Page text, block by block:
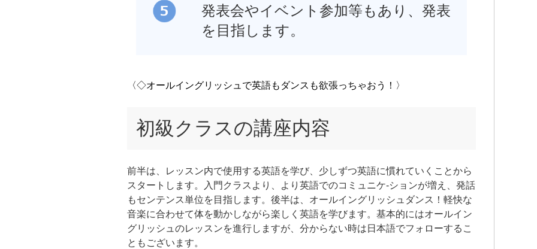
発表会やイベント参加等もあり、発表
を目指します。
〈◇オールイングリッシュで英語もダンスも欲張っちゃおう！〉
初級クラスの講座内容
前半は、レッスン内で使用する英語を学び、少しずつ英語に慣れていくことから
スタートします。入門クラスより、より英語でのコミュニケ-ションが増え、発話
もセンテンス単位を目指します。後半は、オールイングリッシュダンス！軽快な
音楽に合わせて体を動かしながら楽しく英語を学びます。基本的にはオールイン
グリッシュのレッスンを進行しますが、分からない時は日本語でフォローするこ
ともございます。